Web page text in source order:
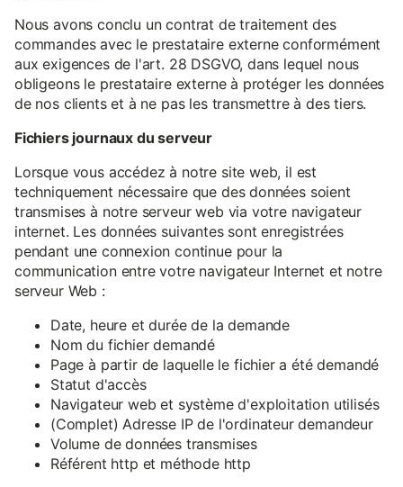
Nous avons conclu un contrat de traitement des
commandes avec le prestataire externe conformément
aux exigences de l'art. 28 DSGVO, dans lequel nous
obligeons le prestataire externe à protéger les données
de nos clients et à ne pas les transmettre à des tiers.
Fichiers journaux du serveur
Lorsque vous accédez à notre site web, il est
techniquement nécessaire que des données soient
transmises à notre serveur web via votre navigateur
internet. Les données suivantes sont enregistrées
pendant une connexion continue pour la
communication entre votre navigateur Internet et notre
serveur Web :
Date, heure et durée de la demande
Nom du fichier demandé
Page à partir de laquelle le fichier a été demandé
Statut d'accès
Navigateur web et système d'exploitation utilisés
(Complet) Adresse IP de l'ordinateur demandeur
Volume de données transmises
Référent http et méthode http